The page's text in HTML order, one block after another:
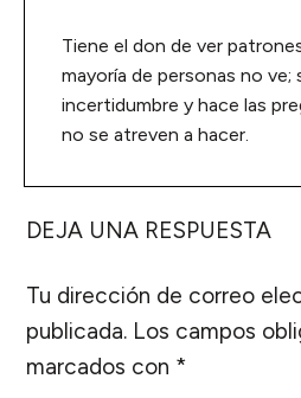
Tiene el don de ver
mayoría de personas no ve;
incertidumbre y hace las
no se atreven a hacer.
DEJA UNA RESPUESTA
Tu dirección de correo
publicada. Los campos
marcados con *